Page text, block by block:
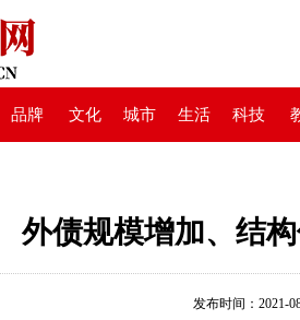
品牌 文化 城市 生活 科技
外债规模增加、结
发布时间：2021-